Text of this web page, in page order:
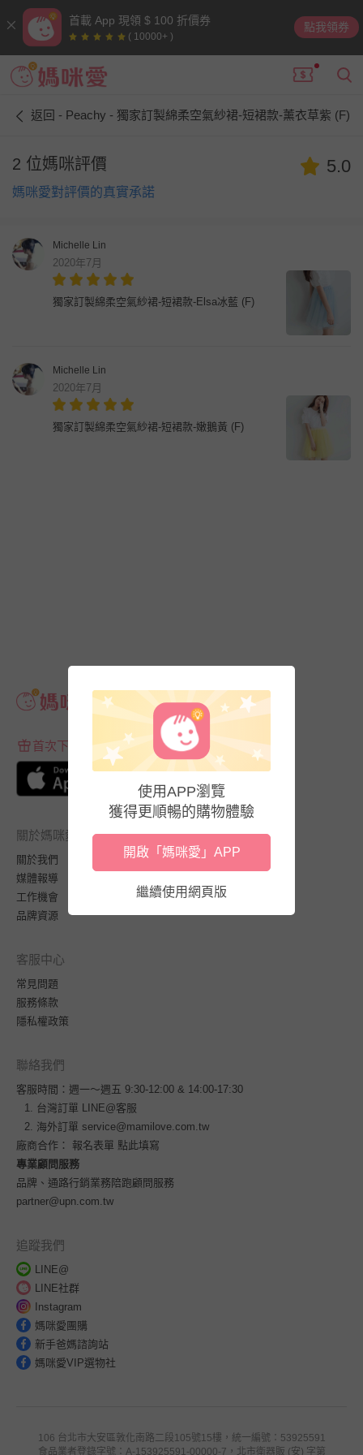
首載 App 現領 $ 100 折價券
( 10000+ )
點我領券
返回 - Peachy - 獨家訂製綿柔空氣紗裙-短裙款-薰衣草紫 (F)
2 位媽咪評價
媽咪愛對評價的真實承諾
5.0
Michelle Lin
2020年7月
獨家訂製綿柔空氣紗裙-短裙款-Elsa冰藍 (F)
Michelle Lin
2020年7月
獨家訂製綿柔空氣紗裙-短裙款-嫩鵝黃 (F)
首次下載APP送$100折價券
關於媽咪愛
關於我們
媒體報導
工作機會
品牌資源
客服中心
常見問題
服務條款
隱私權政策
聯絡我們
客服時間：週一～週五 9:30-12:00 & 14:00-17:30
台灣訂單
LINE@客服
海外訂單 service@mamilove.com.tw
廠商合作： 報名表單 點此填寫
專業顧問服務
品牌、通路行銷業務陪跑顧問服務
partner@upn.com.tw
追蹤我們
LINE@
LINE社群
Instagram
媽咪愛團購
新手爸媽諮詢站
媽咪愛VIP選物社
106 台北市大安區敦化南路二段105號15樓，統一編號：53925591
食品業者登錄字號：A-153925591-00000-7，北市衛器販 (安) 字第
使用APP瀏覽
獲得更順暢的購物體驗
開啟「媽咪愛」APP
繼續使用網頁版